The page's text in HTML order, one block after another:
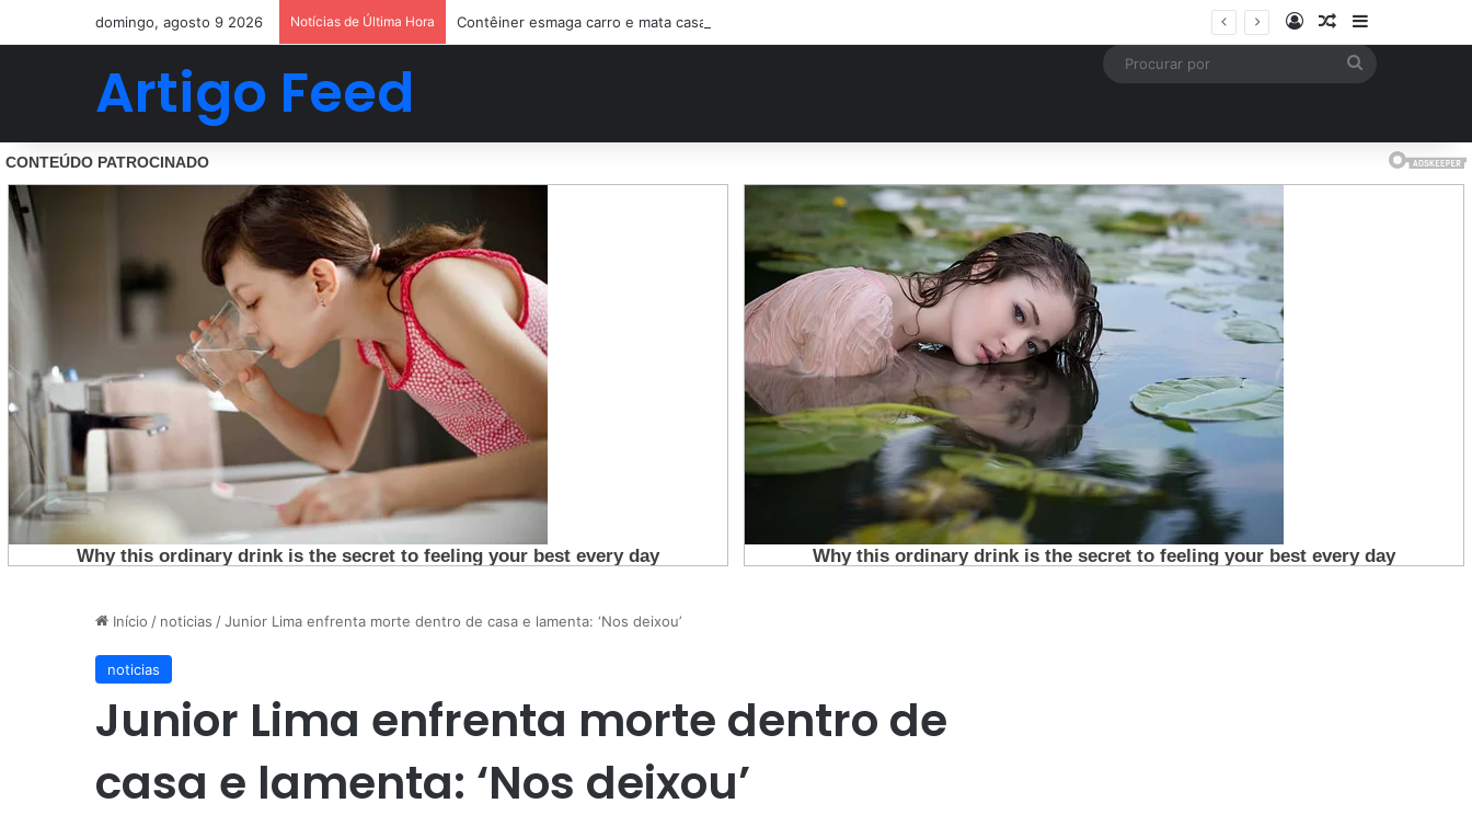
domingo, agosto 9 2026 Notícias de Última Hora Contêiner esmaga carro e mata casal na BR-470; filho sobreviveu…Ver mais EntrarArtigo aleatório
Barra Lateral
Artigo Feed
Início / noticias /Junior Lima enfrenta morte dentro de casa e lamenta: ‘Nos deixou’
noticias
Junior Lima enfrenta morte dentro de
casa e lamenta: ‘Nos deixou’